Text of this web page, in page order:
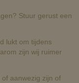
Stuur gerust een
lukt om tijdens
zijn wij ruimer
aanwezig zijn of